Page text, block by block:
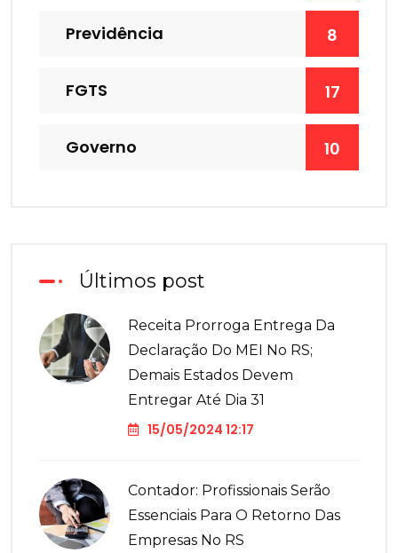
Previdência 8
FGTS 17
Governo 10
Últimos post
Receita Prorroga Entrega Da
Declaração Do MEI No RS;
Demais Estados Devem
Entregar Até Dia 31
15/05/2024 12:17
Contador: Profissionais Serão
Essenciais Para O Retorno Das
Empresas No RS